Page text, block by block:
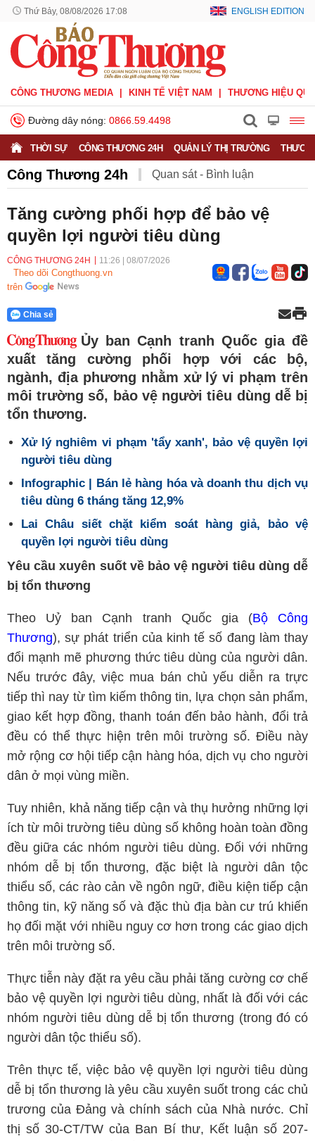
Thứ Bảy, 08/08/2026 17:08 ENGLISH EDITION
CÔNG THƯƠNG MEDIA KINH TẾ VIỆT NAM THƯƠNG HIỆU
Đường dây nóng: 0866.59.4498
THỜI SỰ CÔNG THƯƠNG 24H QUẢN LÝ THỊ TRƯỜNG
Công Thương 24h Quan sát - Bình luận
Ý kiến
Người tốt - Việc tốt Phỏng vấn - Đối thoại
Tăng cường phối hợp để bảo vệ
quyền lợi người tiêu dùng
CÔNG THƯƠNG 24H 11:26 08/07/2026
Theo dõi Congthuong.vn
trên
Chia sẻ
Ủy ban Cạnh tranh Quốc gia đề
xuất tăng cường phối hợp với các bộ,
ngành, địa phương nhằm xử lý vi phạm trên
môi trường số, bảo vệ người tiêu dùng dễ bị
tổn thương.
Xử lý nghiêm vi phạm 'tẩy xanh', bảo vệ quyền lợi
người tiêu dùng
Infographic | Bán lẻ hàng hóa và doanh thu dịch vụ
tiêu dùng 6 tháng tăng 12,9%
Lai Châu siết chặt kiểm soát hàng giả, bảo vệ
quyền lợi người tiêu dùng
Yêu cầu xuyên suốt về bảo vệ người tiêu dùng dễ
bị tổn thương
Theo Uỷ ban Cạnh tranh Quốc gia (Bộ Công
Thương), sự phát triển của kinh tế số đang làm thay
đổi mạnh mẽ phương thức tiêu dùng của người dân.
Nếu trước đây, việc mua bán chủ yếu diễn ra trực
tiếp thì nay từ tìm kiếm thông tin, lựa chọn sản phẩm,
giao kết hợp đồng, thanh toán đến bảo hành, đổi trả
đều có thể thực hiện trên môi trường số. Điều này
mở rộng cơ hội tiếp cận hàng hóa, dịch vụ cho người
dân ở mọi vùng miền.
Tuy nhiên, khả năng tiếp cận và thụ hưởng những lợi
ích từ môi trường tiêu dùng số không hoàn toàn đồng
đều giữa các nhóm người tiêu dùng. Đối với những
nhóm dễ bị tổn thương, đặc biệt là người dân tộc
thiểu số, các rào cản về ngôn ngữ, điều kiện tiếp cận
thông tin, kỹ năng số và đặc thù địa bàn cư trú khiến
họ đối mặt với nhiều nguy cơ hơn trong các giao dịch
trên môi trường số.
Thực tiễn này đặt ra yêu cầu phải tăng cường cơ chế
bảo vệ quyền lợi người tiêu dùng, nhất là đối với các
nhóm người tiêu dùng dễ bị tổn thương (trong đó có
người dân tộc thiểu số).
Trên thực tế, việc bảo vệ quyền lợi người tiêu dùng
dễ bị tổn thương là yêu cầu xuyên suốt trong các chủ
trương của Đảng và chính sách của Nhà nước. Chỉ
thị số 30-CT/TW của Ban Bí thư, Kết luận số 207-